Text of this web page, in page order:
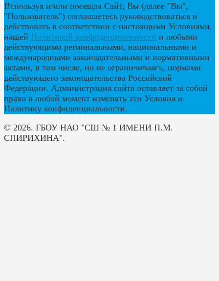
Используя и/или посещая Сайт, Вы (далее "Вы",
"Пользователь") соглашаетесь руководствоваться и
действовать в соответствии с настоящими Условиями,
нашей Политикой конфиденциальности и любыми
действующими региональными, национальными и
международными законодательными и нормативными
актами, в том числе, но не ограничиваясь, нормами
действующего законодательства Российской
Федерации. Администрация сайта оставляет за собой
право в любой момент изменять эти Условия и
Политику конфиденциальности.
© 2026. ГБОУ НАО "СШ № 1 ИМЕНИ П.М.
СПИРИХИНА".